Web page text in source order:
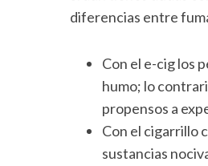
diferencias entre
Con el e-cig los
humo; lo
propensos a
Con el cigarrillo
sustancias